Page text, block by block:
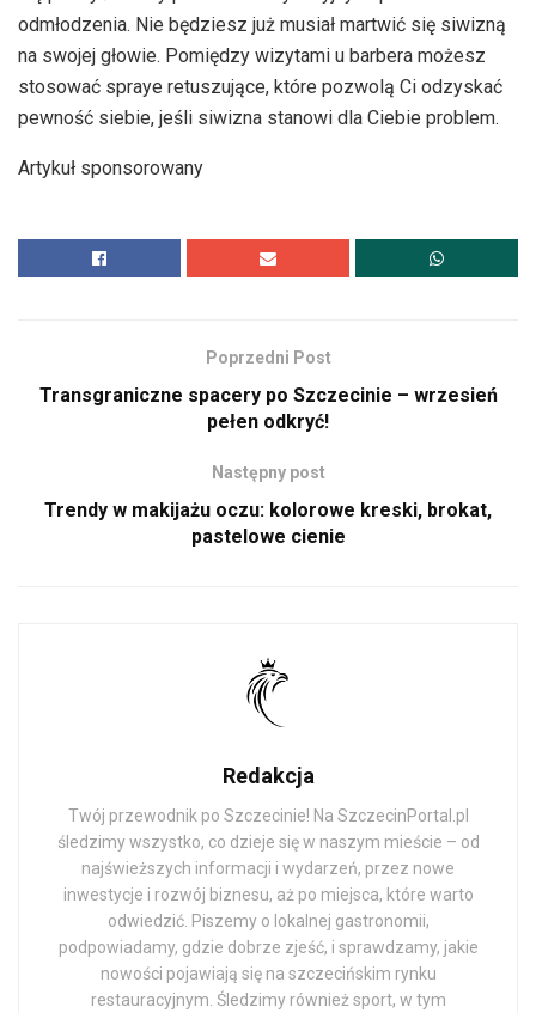
odmłodzenia. Nie będziesz już musiał martwić się siwizną
na swojej głowie. Pomiędzy wizytami u barbera możesz
stosować spraye retuszujące, które pozwolą Ci odzyskać
pewność siebie, jeśli siwizna stanowi dla Ciebie problem.
Artykuł sponsorowany
Poprzedni Post
Transgraniczne spacery po Szczecinie – wrzesień
pełen odkryć!
Następny post
Trendy w makijażu oczu: kolorowe kreski, brokat,
pastelowe cienie
Redakcja
Twój przewodnik po Szczecinie! Na SzczecinPortal.pl
śledzimy wszystko, co dzieje się w naszym mieście – od
najświeższych informacji i wydarzeń, przez nowe
inwestycje i rozwój biznesu, aż po miejsca, które warto
odwiedzić. Piszemy o lokalnej gastronomii,
podpowiadamy, gdzie dobrze zjeść, i sprawdzamy, jakie
nowości pojawiają się na szczecińskim rynku
restauracyjnym. Śledzimy również sport, w tym